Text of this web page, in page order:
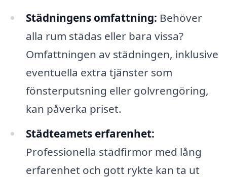
Städningens omfattning: Behöver
alla rum städas eller bara vissa?
Omfattningen av städningen, inklusive
eventuella extra tjänster som
fönsterputsning eller golvrengöring,
kan påverka priset.
Städteamets erfarenhet:
Professionella städfirmor med lång
erfarenhet och gott rykte kan ta ut